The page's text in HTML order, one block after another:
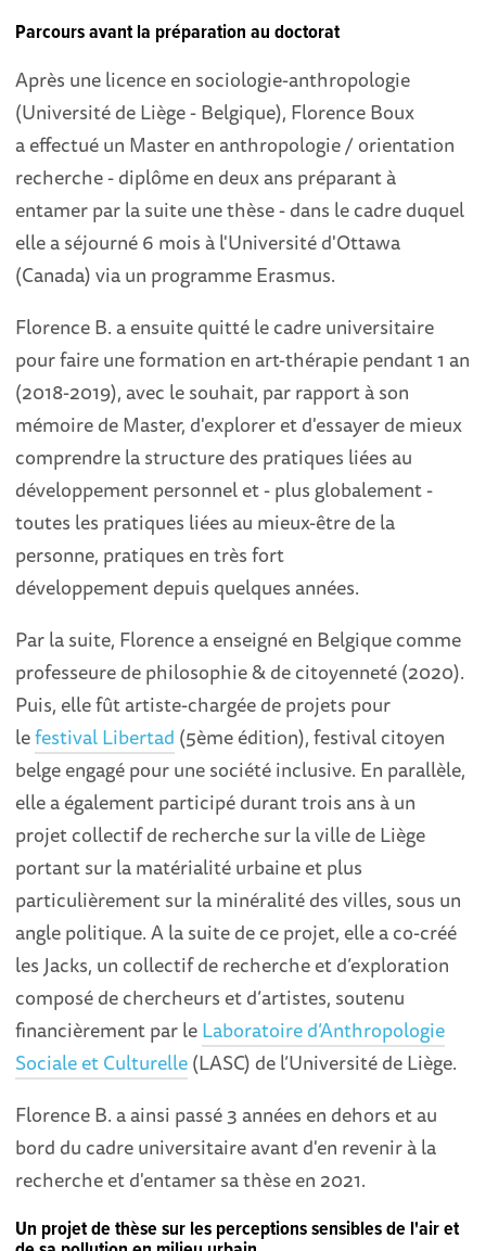
Parcours avant la préparation au doctorat
Après une licence en sociologie-anthropologie
(Université de Liège - Belgique), Florence Boux
a effectué un Master en anthropologie / orientation
recherche - diplôme en deux ans préparant à
entamer par la suite une thèse - dans le cadre duquel
elle a séjourné 6 mois à l'Université d'Ottawa
(Canada) via un programme Erasmus.
Florence B. a ensuite quitté le cadre universitaire
pour faire une formation en art-thérapie pendant 1 an
(2018-2019), avec le souhait, par rapport à son
mémoire de Master, d'explorer et d'essayer de mieux
comprendre la structure des pratiques liées au
développement personnel et - plus globalement -
toutes les pratiques liées au mieux-être de la
personne, pratiques en très fort
développement depuis quelques années.
Par la suite, Florence a enseigné en Belgique comme
professeure de philosophie & de citoyenneté (2020).
Puis, elle fût artiste-chargée de projets pour
lefestival Libertad (5ème édition), festival citoyen
belge engagé pour une société inclusive. En parallèle,
elle a également participé durant trois ans à un
projet collectif de recherche sur la ville de Liège
portant sur la matérialité urbaine et plus
particulièrement sur la minéralité des villes, sous un
angle politique. A la suite de ce projet, elle a co-créé
les Jacks, un collectif de recherche et d’exploration
composé de chercheurs et d’artistes, soutenu
financièrement par leLaboratoire d’Anthropologie
Sociale et Culturelle(LASC) de l’Université de Liège.
Florence B. a ainsi passé 3 années en dehors et au
bord du cadre universitaire avant d'en revenir à la
recherche et d'entamer sa thèse en 2021.
Un projet de thèse sur les perceptions sensibles de l'air et